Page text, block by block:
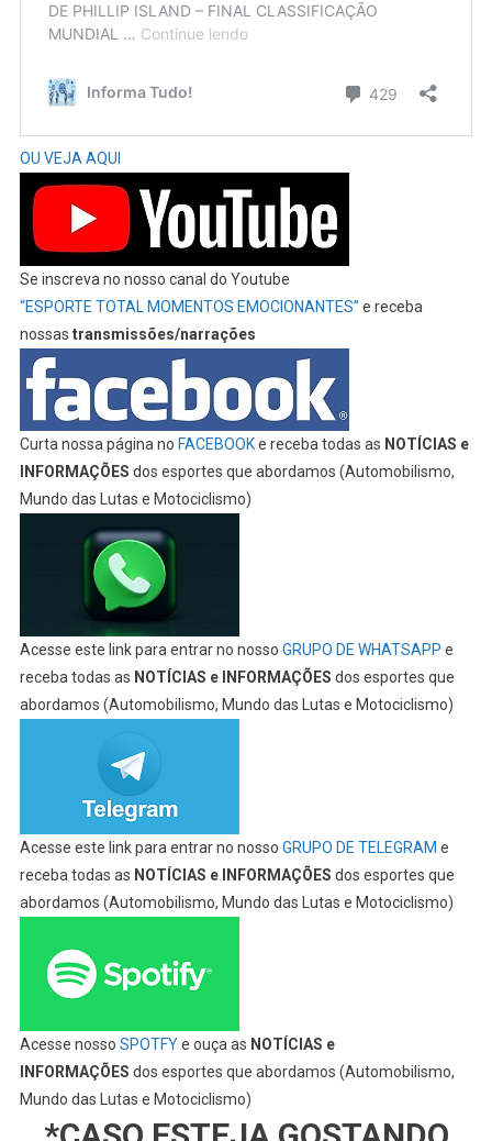
OU VEJA AQUI
Se inscreva no nosso canal do Youtube
“ESPORTE TOTAL MOMENTOS EMOCIONANTES” e receba
nossas transmissões/narrações
Curta nossa página no FACEBOOKe receba todas as NOTÍCIAS e
INFORMAÇÕES dos esportes que abordamos (Automobilismo,
Mundo das Lutas e Motociclismo)
Acesse este link para entrar no nosso GRUPO DE WHATSAPP e
receba todas as NOTÍCIAS e INFORMAÇÕES dos esportes que
abordamos (Automobilismo, Mundo das Lutas e Motociclismo)
Acesse este link para entrar no nosso GRUPO DE TELEGRAM e
receba todas as NOTÍCIAS e INFORMAÇÕES dos esportes que
abordamos (Automobilismo, Mundo das Lutas e Motociclismo)
Acesse nosso SPOTFYe ouça as NOTÍCIAS e
INFORMAÇÕES dos esportes que abordamos (Automobilismo,
Mundo das Lutas e Motociclismo)